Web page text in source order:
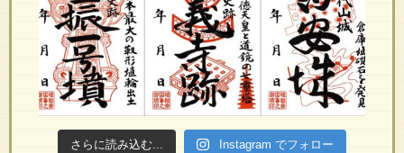
さらに読み込む... Instagram でフォロー